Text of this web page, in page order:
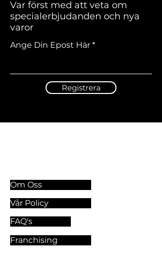
Var först med att veta om
specialerbjudanden och nya
varor
Ange Din Epost Här
Registrera
Om Oss
Vår Policy
FAQ's
Franchising